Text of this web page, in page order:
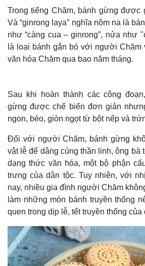
Thế giới
Quan sát
Cuộc sống đó đây
Hồ sơ
Video
Ảnh
E-
Trong tiếng Chăm, bánh gừng được
Và “ginrong laya” nghĩa nôm na là
như “càng cua – ginrong”, nửa như
là loại bánh gắn bó với người Chăm
văn hóa Chăm qua bao năm tháng.
Sau khi hoàn thành các công
gừng được chế biến đơn giản
ngon, béo, giòn ngọt từ bột nếp và
Đối với người Chăm, bánh gừng
vật lễ để dâng cúng thần linh, ông bà
dạng thức văn hóa, một bộ phận
trưng của dân tộc. Tuy nhiên, với
nay, nhiều gia đình người Chăm
làm những món bánh truyền thống
quen trong dịp lễ, tết truyền thống của